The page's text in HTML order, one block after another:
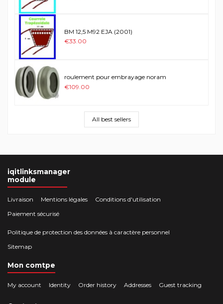
BM 12,5 M92 EJA (2001)
€33.00
roulement pour embrayage noram
€109.00
All best sellers
iqitlinksmanager
module
Livraison Mentions légales
Conditions d'utilisation
Paiement sécurisé
Politique de protection des données à caractère personnel
Sitemap
Mon comtpe
My account Identity Order history Addresses Guest tracking